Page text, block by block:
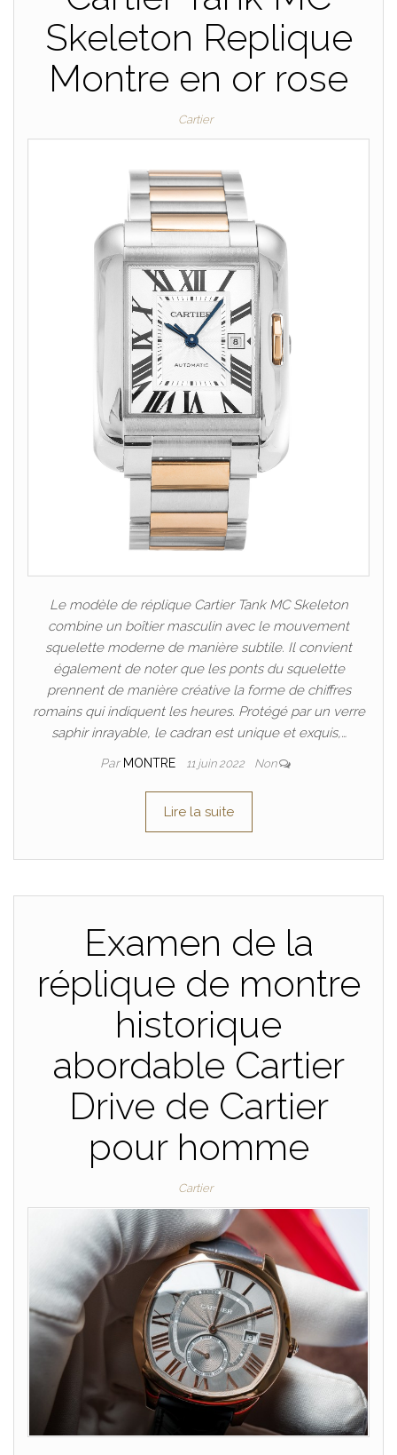
Skeleton Replique
Montre en or rose
Cartier
Le modèle de réplique Cartier Tank MC Skeleton
combine un boîtier masculin avec le mouvement
squelette moderne de manière subtile. Il convient
également de noter que les ponts du squelette
prennent de manière créative la forme de chiffres
romains qui indiquent les heures. Protégé par un verre
saphir inrayable, le cadran est unique et exquis,…
Par MONTRE 11 juin 2022 Non
Lire la suite
Examen de la
réplique de montre
historique
abordable Cartier
Drive de Cartier
pour homme
Cartier